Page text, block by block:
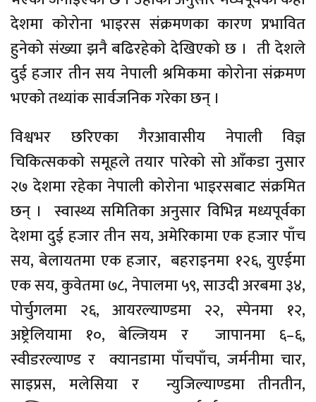
देशमा कोरोना भाइरस संक्रमणका कारण प्रभावित
हुनेको संख्या झनै बढिरहेको देखिएको छ । ती देशले
दुई हजार तीन सय नेपाली श्रमिकमा कोरोना संक्रमण
भएको तथ्यांक सार्वजनिक गरेका छन् ।
विश्वभर छरिएका गैरआवासीय नेपाली विज्ञ
चिकित्सकको समूहले तयार पारेको सो आँकडा नुसार
२७ देशमा रहेका नेपाली कोरोना भाइरसबाट संक्रमित
छन् । स्वास्थ्य समितिका अनुसार विभिन्न मध्यपूर्वका
देशमा दुई हजार तीन सय, अमेरिकामा एक हजार पाँच
सय, बेलायतमा एक हजार, बहराइनमा १२६, युएईमा
एक सय, कुवेतमा ७८, नेपालमा ५९, साउदी अरबमा ३४,
पोर्चुगलमा २६, आयरल्याण्डमा २२, स्पेनमा १२,
अष्ट्रेलियामा १०, बेल्जियम र जापानमा ६–६,
स्वीडरल्याण्ड र क्यानडामा पाँचपाँच, जर्मनीमा चार,
साइप्रस, मलेसिया र न्युजिल्याण्डमा तीनतीन,